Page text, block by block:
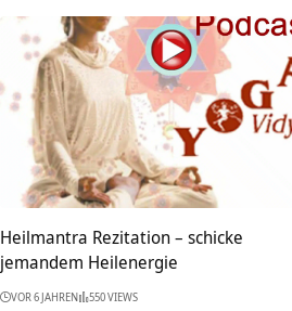
Heilmantra Rezitation – schicke
jemandem Heilenergie
VOR 6 JAHREN 550 VIEWS